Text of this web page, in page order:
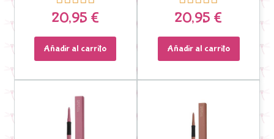
20,95 €
Añadir al carrito
20,95 €
Añadir al carrito